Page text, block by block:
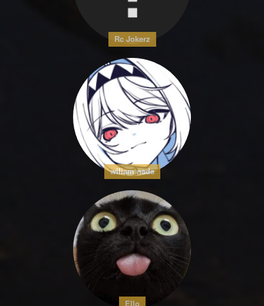
Rc Jokerz
wiliam nada
Ello